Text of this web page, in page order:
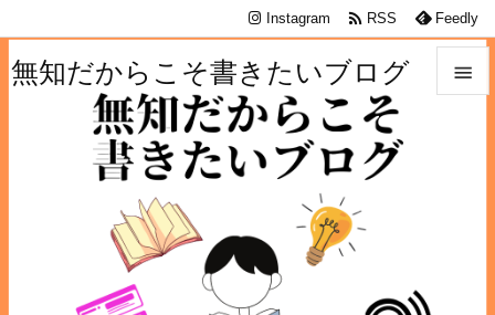
無知だからこそ書きたいブログ 
Instagram  RSS Feedly